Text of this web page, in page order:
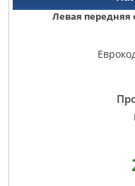
Левая передняя